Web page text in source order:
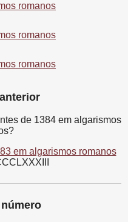
romanos
romanos
romanos
de 1384 em algarismos
em algarismos romanos